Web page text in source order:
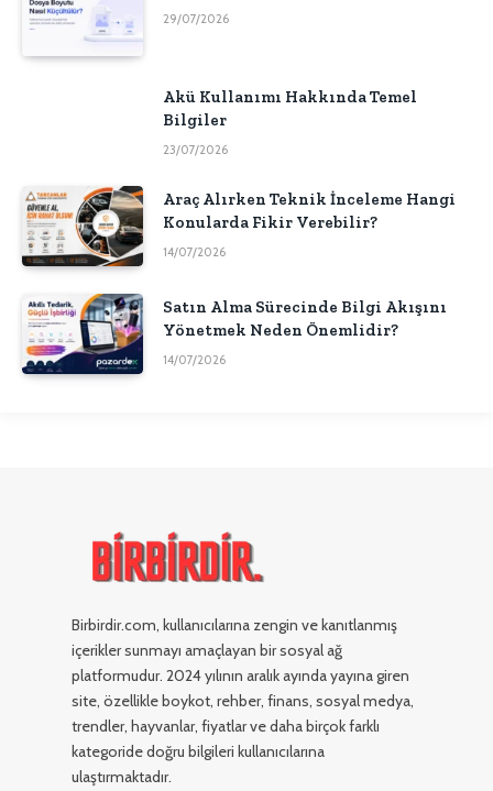
29/07/2026
Akü Kullanımı Hakkında Temel
Bilgiler
23/07/2026
Araç Alırken Teknik İnceleme Hangi
Konularda Fikir Verebilir?
14/07/2026
Satın Alma Sürecinde Bilgi Akışını
Yönetmek Neden Önemlidir?
14/07/2026
Birbirdir.com, kullanıcılarına zengin ve kanıtlanmış
içerikler sunmayı amaçlayan bir sosyal ağ
platformudur. 2024 yılının aralık ayında yayına giren
site, özellikle boykot, rehber, finans, sosyal medya,
trendler, hayvanlar, fiyatlar ve daha birçok farklı
kategoride doğru bilgileri kullanıcılarına
ulaştırmaktadır.